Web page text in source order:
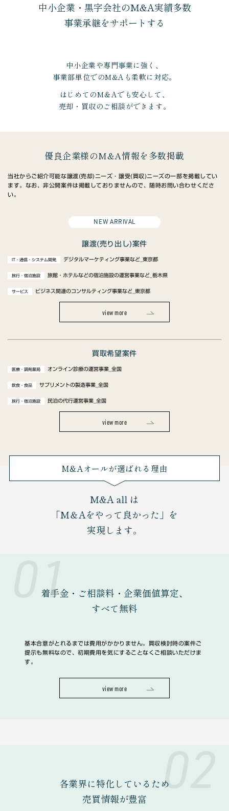
中小企業・黒字会社のM&A実績多数
事業承継をサポートする
中小企業や専門事業に強く、
事業部単位でのM&Aも柔軟に対応。
はじめてのM＆Aでも安心して、
売却・買収のご相談ができます。
優良企業様のM&A情報を多数掲載
当社からご紹介可能な譲渡(売却)ニーズ・譲受(買収)ニーズの一部を掲載してい
ます。なお、非公開案件は掲載しておりませんので、随時お問い合わせくださ
い。
NEW ARRIVAL
譲渡(売り出し)案件
IT・通信・システム開発 デジタルマーケティング事業など_東京都
旅行・宿泊施設 旅館・ホテルなどの宿泊施設の運営事業など_栃木県
サービス ビジネス関連のコンサルティング事業など_東京都
view more
買取希望案件
医療・調剤薬局 オンライン診療の運営事業_全国
飲食・食品 サプリメントの製造事業_全国
旅行・宿泊施設 民泊の代行運営事業_全国
view more
M&Aオールが選ばれる理由
M&A all は
「M＆Aをやって良かった」を
実現します。
01
着手金・ご相談料・企業価値算定、
すべて無料
基本合意がとれるまでは費用がかかりません。買収検討時の案件ご
提示も無料なので、初期費用を気にすることなくご相談いただけま
す。
view more
02
各業界に特化しているため
売買情報が豊富